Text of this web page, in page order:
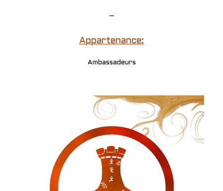
–
Appartenance:
Ambassadeurs